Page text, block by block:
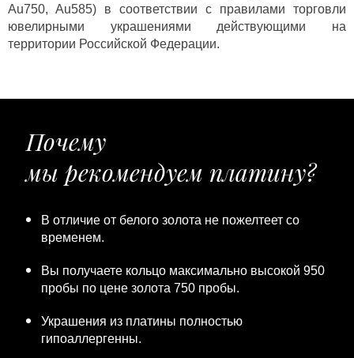
Au750, Au585) в соответствии с правилами торговли
ювелирными украшениями действующими на
территории Российской Федерации.
Почему
мы рекомендуем платину?
В отличие от белого золота не пожелтеет со
временем.
Вы получаете кольцо максимально высокой 950
пробы по цене золота 750 пробы.
Украшения из платины полностью
гипоаллергенны.